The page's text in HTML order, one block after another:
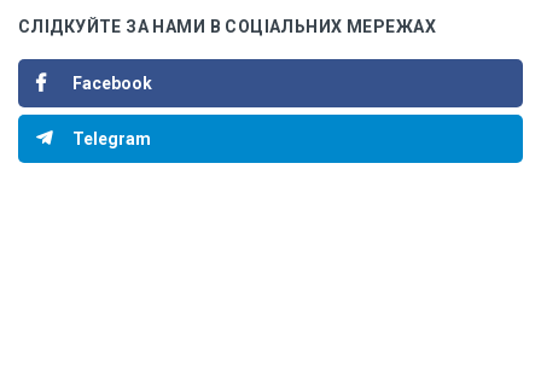
СЛІДКУЙТЕ ЗА НАМИ В СОЦІАЛЬНИХ МЕРЕЖАХ
Facebook
Telegram